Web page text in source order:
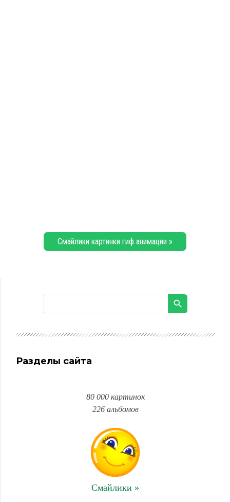
Смайлики картинки гиф анимации »
Разделы сайта
80 000 картинок
226 альбомов
Смайлики »